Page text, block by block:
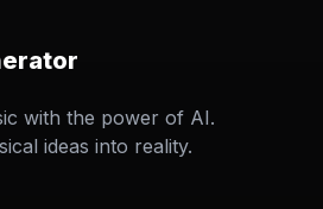
with the power of AI.
ideas into reality.